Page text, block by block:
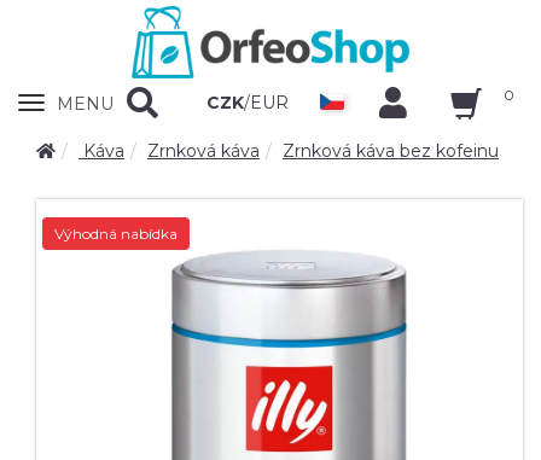
Zobrazit
MENU CZK/EUR 0
Káva Zrnková káva Zrnková káva bez kofeinu
Výhodná nabídka